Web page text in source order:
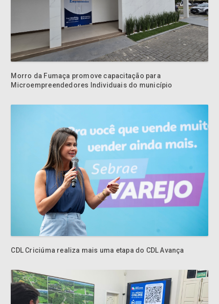
Morro da Fumaça promove capacitação para
Microempreendedores Individuais do município
CDL Criciúma realiza mais uma etapa do CDL Avança